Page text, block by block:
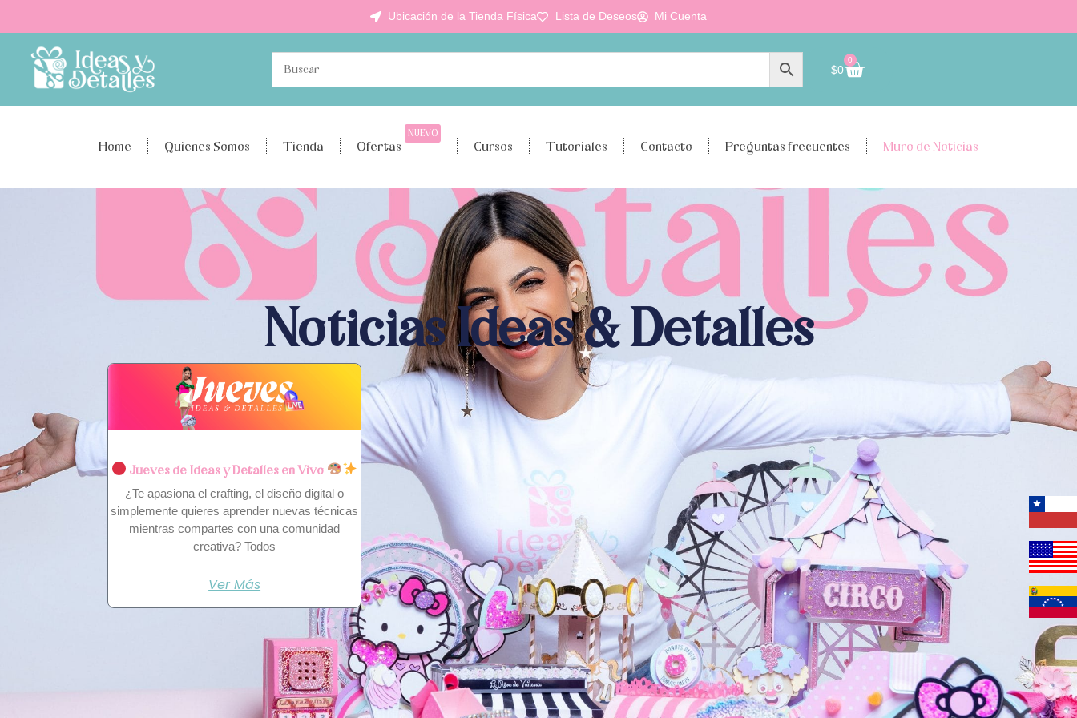
Ubicación de la Tienda Física Lista de Deseos Mi Cuenta
$0
0
Home Quienes Somos Tienda Ofertas
NUEVO
Cursos Tutoriales Contacto Preguntas frecuentes Muro de Noticias
Noticias Ideas & Detalles
Jueves de Ideas y Detalles en Vivo
¿Te apasiona el crafting, el diseño digital o
simplemente quieres aprender nuevas técnicas
mientras compartes con una comunidad
creativa? Todos
Ver Más